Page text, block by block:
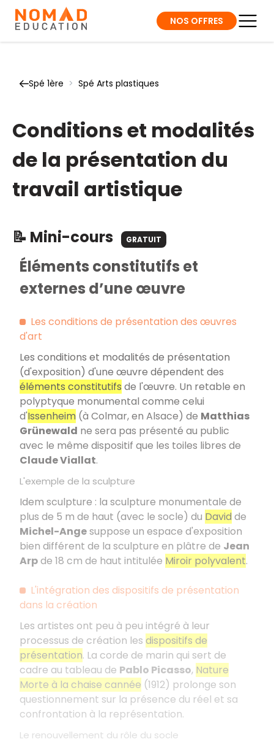
NOS OFFRES
Spé 1ère > Spé Arts plastiques
Conditions et modalités
de la présentation du
travail artistique
📝 Mini-cours GRATUIT
Éléments constitutifs et
externes d’une œuvre
Les conditions de présentation des œuvres
d'art
Les conditions et modalités de présentation
(d'exposition) d'une œuvre dépendent des
éléments constitutifs de l'œuvre. Un retable en
polyptyque monumental comme celui
d'Issenheim (à Colmar, en Alsace) de Matthias
Grünewald ne sera pas présenté au public
avec le même dispositif que les toiles libres de
Claude Viallat.
L'exemple de la sculpture
Idem sculpture : la sculpture monumentale de
plus de 5 m de haut (avec le socle) du David de
Michel-Angesuppose un espace d'exposition
bien différent de la sculpture en plâtre de Jean
Arpde 18 cm de haut intitulée Miroir polyvalent.
L'intégration des dispositifs de présentation
dans la création
Les artistes ont peu à peu intégré à leur
processus de création les dispositifs de
présentation. La corde de marin qui sert de
cadre au tableau de Pablo Picasso, Nature
Morte à la chaise cannée (1912) prolonge son
questionnement sur la présence du réel et sa
confrontation à la représentation.
Le renouvellement du rôle du socle